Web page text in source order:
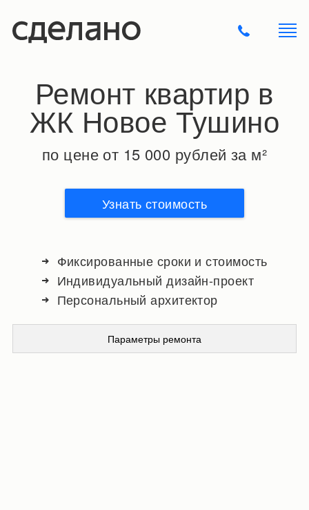
Ремонт квартир в
ЖК Новое Тушино
по цене от 15 000 рублей за м²
Узнать стоимость
Фиксированные сроки и стоимость
Индивидуальный дизайн-проект
Персональный архитектор
Параметры ремонта